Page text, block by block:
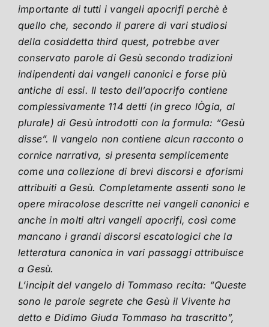
importante di tutti i vangeli apocrifi perchè è
quello che, secondo il parere di vari studiosi
della cosiddetta third quest, potrebbe aver
conservato parole di Gesù secondo tradizioni
indipendenti dai vangeli canonici e forse più
antiche di essi. Il testo dell’apocrifo contiene
complessivamente 114 detti (in greco lÒgia, al
plurale) di Gesù introdotti con la formula: “Gesù
disse”. Il vangelo non contiene alcun racconto o
cornice narrativa, si presenta semplicemente
come una collezione di brevi discorsi e aforismi
attribuiti a Gesù. Completamente assenti sono le
opere miracolose descritte nei vangeli canonici e
anche in molti altri vangeli apocrifi, così come
mancano i grandi discorsi escatologici che la
letteratura canonica in vari passaggi attribuisce
a Gesù.
L’incipit del vangelo di Tommaso recita: “Queste
sono le parole segrete che Gesù il Vivente ha
detto e Didimo Giuda Tommaso ha trascritto”,